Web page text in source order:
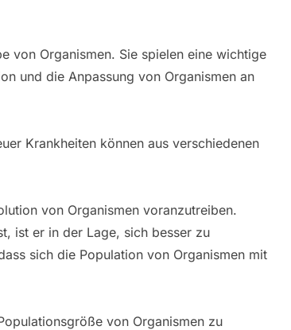
von Organismen. Sie spielen eine wichtige
und die Anpassung von Organismen an
Krankheiten können aus verschiedenen
von Organismen voranzutreiben.
ist er in der Lage, sich besser zu
sich die Population von Organismen mit
von Organismen zu